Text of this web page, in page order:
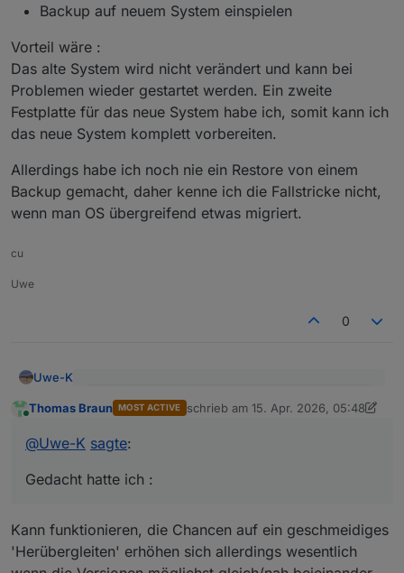
Backup auf neuem System einspielen
Vorteil wäre :
Das alte System wird nicht verändert und kann bei
Problemen wieder gestartet werden. Ein zweite
Festplatte für das neue System habe ich, somit kann ich
das neue System komplett vorbereiten.
Allerdings habe ich noch nie ein Restore von einem
Backup gemacht, daher kenne ich die Fallstricke nicht,
wenn man OS übergreifend etwas migriert.
cu
Uwe
0
Uwe-K
@Uwe-K sagte:
Ich hatte gedacht ich könnte mir evtl das
Upgrade auf dem PI sparen.
Ich meinte nur das OS Upgrade von Bookworm ->
Gedacht hatte ich :
Altsystem PI auf bookworm belassen.
alle Komponenten IOB, Adapter, Zigbee, Debmatic
etc auf neuesten Stand bringen
neues System ( Mini Pc ? ) mit Proxomox
Online
Thomas Braun MOST ACTIVE schrieb am 15. Apr. 2026, 05:48
zuletzt editiert von Thomas Braun
@Uwe-K sagte:
Gedacht hatte ich :
Kann funktionieren, die Chancen auf ein geschmeidiges
'Herübergleiten' erhöhen sich allerdings wesentlich